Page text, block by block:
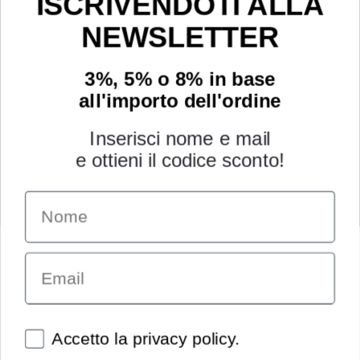
INFORMAZIONI
Chi siamo
Garanzia
Richiesta assistenza tecnica
Pagamenti e spedizioni
NEWSLETTER
3%, 5% o 8% in base
all'importo dell'ordine
Inserisci nome e mail
e ottieni il codice sconto!
Name
Email
Spunte obbligatorie
Accetto la privacy policy.